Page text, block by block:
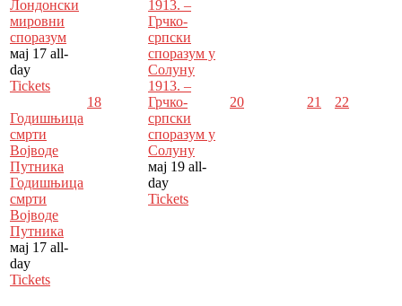
Лондонски
мировни
споразум
мај 17 all-
day
Tickets
Годишњица
смрти
Војводе
Путника
Годишњица
смрти
Војводе
Путника
мај 17 all-
day
Tickets
18
1913. –
Грчко-
српски
споразум у
Солуну
1913. –
Грчко-
српски
споразум у
Солуну
мај 19 all-
day
Tickets
20 21 22